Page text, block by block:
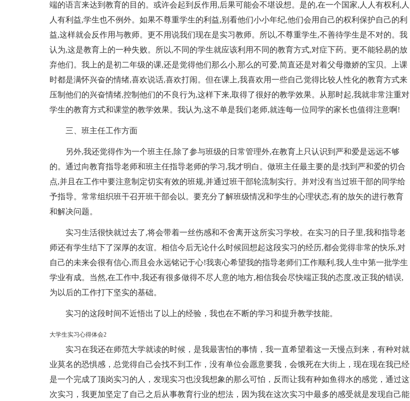
端的语言来达到教育的目的。或许会起到反作用,后果可能会不堪设想。是的,在一个国家,人人有权利,人
人有利益,学生也不例外。如果不尊重学生的利益,别看他们小小年纪,他们会用自己的权利保护自己的利
益,这样就会反作用与教师。更不用说我们现在是实习教师。所以,不尊重学生,不善待学生是不对的。我
认为,这是教育上的一种失败。所以,不同的学生就应该利用不同的教育方式,对症下药。更不能轻易的放
弃他们。我上的是初二年级的课,还是觉得他们那么小,那么的可爱,简直还是对着父母撒娇的宝贝。上课
时都是满怀兴奋的情绪,喜欢说话,喜欢打闹。但在课上,我喜欢用一些自己觉得比较人性化的教育方式来
压制他们的兴奋情绪,控制他们的不良行为,这样下来,取得了很好的教学效果。从那时起,我就非常注重对
学生的教育方式和课堂的教学效果。我认为,这不单是我们老师,就连每一位同学的家长也值得注意啊!
三、班主任工作方面
另外,我还觉得作为一个班主任,除了参与班级的日常管理外,在教育上只认识到严和爱是远远不够
的。通过向教育指导老师和班主任指导老师的学习,我才明白。做班主任最主要的是:找到严和爱的切合
点,并且在工作中要注意制定切实有效的班规,并通过班干部轮流制实行。并对没有当过班干部的同学给
予指导。常常组织班干召开班干部会以。要充分了解班级情况和学生的心理状态,有的放矢的进行教育
和解决问题。
实习生活很快就过去了,将会带着一丝伤感和不舍离开这所实习学校。在实习的日子里,我和指导老
师还有学生结下了深厚的友谊。相信今后无论什么时候回想起这段实习的经历,都会觉得非常的快乐,对
自己的未来会很有信心,而且会永远铭记于心!我衷心希望我的指导老师们工作顺利,我人生中第一批学生
学业有成。当然,在工作中,我还有很多做得不尽人意的地方,相信我会尽快端正我的态度,改正我的错误,
为以后的工作打下坚实的基础。
实习的这段时间不近悟出了以上的经验，我也在不断的学习和提升教学技能。
大学生实习心得体会2
实习在我还在师范大学就读的时候，是我最害怕的事情，我一直希望着这一天慢点到来，有种对就
业莫名的恐惧感，总觉得自己会找不到工作，没有单位会愿意要我，会饿死在大街上，现在现在我已经
是一个完成了顶岗实习的人，发现实习也没我想象的那么可怕，反而让我有种如鱼得水的感觉，通过这
次实习，我更加坚定了自己之后从事教育行业的想法，因为我在这次实习中最多的感受就是发现自己能